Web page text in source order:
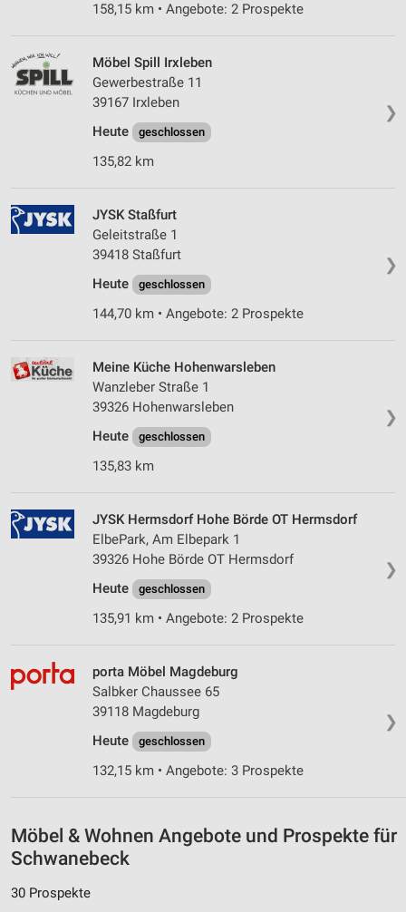
158,15 km • Angebote: 2 Prospekte
❯
Möbel Spill Irxleben
Gewerbestraße 11
39167 Irxleben
Heute
geschlossen
135,82 km
❯
JYSK Staßfurt
Geleitstraße 1
39418 Staßfurt
Heute
geschlossen
144,70 km • Angebote: 2 Prospekte
❯
Meine Küche Hohenwarsleben
Wanzleber Straße 1
39326 Hohenwarsleben
Heute
geschlossen
135,83 km
❯
JYSK Hermsdorf Hohe Börde OT Hermsdorf
ElbePark, Am Elbepark 1
39326 Hohe Börde OT Hermsdorf
Heute
geschlossen
135,91 km • Angebote: 2 Prospekte
❯
porta Möbel Magdeburg
Salbker Chaussee 65
39118 Magdeburg
Heute
geschlossen
132,15 km • Angebote: 3 Prospekte
Möbel & Wohnen Angebote und Prospekte für
Schwanebeck
30 Prospekte